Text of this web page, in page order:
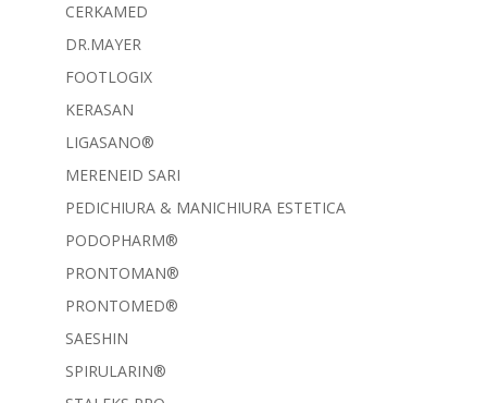
CERKAMED
DR.MAYER
FOOTLOGIX
KERASAN
LIGASANO®
MERENEID SARI
PEDICHIURA & MANICHIURA ESTETICA
PODOPHARM®
PRONTOMAN®
PRONTOMED®
SAESHIN
SPIRULARIN®